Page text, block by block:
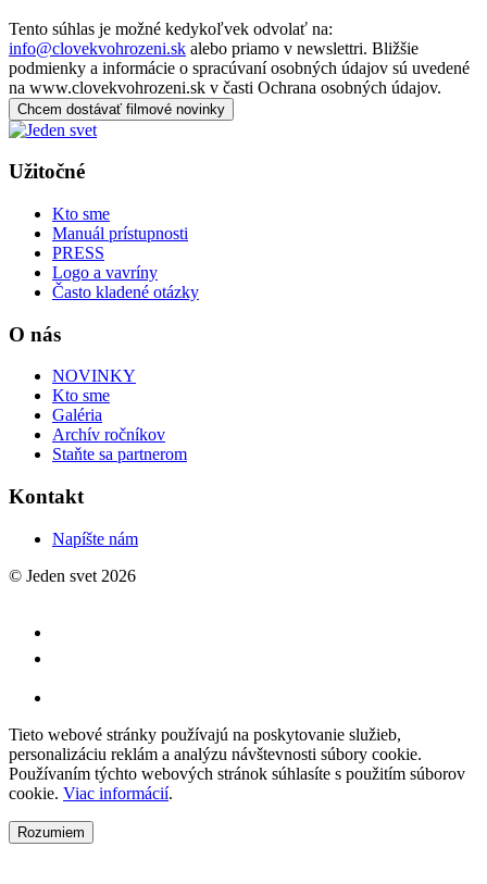
Tento súhlas je možné kedykoľvek odvolať na:
info@clovekvohrozeni.sk alebo priamo v newslettri. Bližšie
podmienky a informácie o spracúvaní osobných údajov sú uvedené
na www.clovekvohrozeni.sk v časti Ochrana osobných údajov.
Chcem dostávať filmové novinky
Užitočné
Kto sme
Manuál prístupnosti
PRESS
Logo a vavríny
Často kladené otázky
O nás
NOVINKY
Kto sme
Galéria
Archív ročníkov
Staňte sa partnerom
Kontakt
Napíšte nám
© Jeden svet 2026
Tieto webové stránky používajú na poskytovanie služieb,
personalizáciu reklám a analýzu návštevnosti súbory cookie.
Používaním týchto webových stránok súhlasíte s použitím súborov
cookie. Viac informácií.
Rozumiem